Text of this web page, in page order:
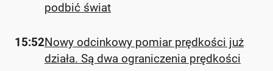
podbić świat
15:52Nowy odcinkowy pomiar prędkości już
działa. Są dwa ograniczenia prędkości